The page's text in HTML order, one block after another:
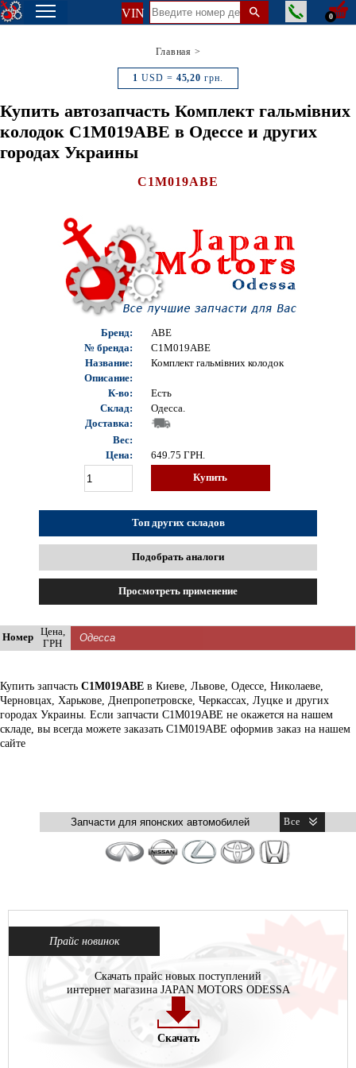
VIN 0
Главная >
1 USD = 45,20 грн.
Купить автозапчасть Комплект гальмівних
колодок C1M019ABE в Одессе и других
городах Украины
C1M019ABE
Бренд:
ABE
№ бренда:
C1M019ABE
Название:
Комплект гальмівних колодок
Описание:
К-во:
Есть
Склад:
Одесса.
Доставка:
Вес:
Цена:
649.75 ГРН.
Купить
Топ других складов
Подобрать аналоги
Просмотреть применение
Номер
Цена,
ГРН
Купить запчасть C1M019ABE в Киеве, Львове, Одессе, Николаеве,
Черновцах, Харькове, Днепропетровске, Черкассах, Луцке и других
городах Украины. Если запчасти C1M019ABE не окажется на нашем
складе, вы всегда можете заказать C1M019ABE оформив заказ на нашем
сайте
Прайс новинок
Скачать прайс новых поступлений
интернет магазина JAPAN MOTORS ODESSA
Скачать